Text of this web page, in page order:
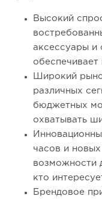
Высокий
аксессуары и
обеспечивает
Широкий
различных
бюджетных
охватывать
часов и
возможности
кто
Брендовое